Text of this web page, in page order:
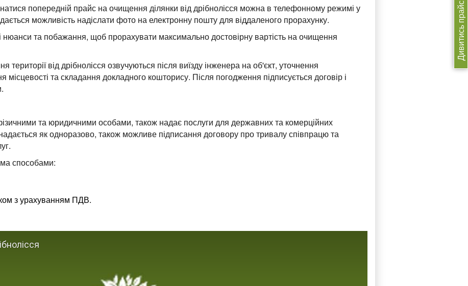
Дивитись прайс
попередній прайс на очищення ділянки від дрібнолісся можна в телефонному режимі у
можливість надіслати фото на електронну пошту для віддаленого прорахунку.
та побажання, щоб прорахувати максимально достовірну вартість на очищення
території від дрібнолісся озвучуються після виїзду інженера на об'єкт, уточнення
місцевості та складання докладного кошторису. Після погодження підписується договір і
та юридичними особами, також надає послуги для державних та комерційних
як одноразово, також можливе підписання договору про тривалу співпрацю та
способами:
з урахуванням ПДВ.